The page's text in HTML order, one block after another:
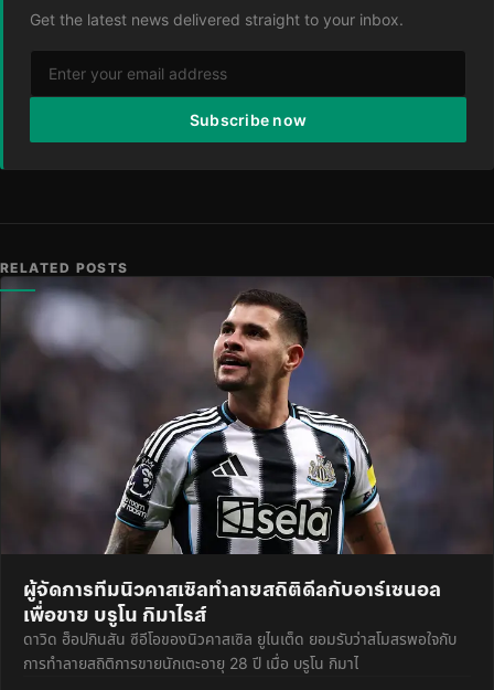
Get the latest news delivered straight to your inbox.
Subscribe now
RELATED POSTS
ผู้จัดการทีมนิวคาสเซิลทำลายสถิติดีลกับอาร์เซนอล
เพื่อขาย บรูโน กิมาไรส์
ดาวิด ฮ็อปกินสัน ซีอีโอของนิวคาสเซิล ยูไนเต็ด ยอมรับว่าสโมสรพอใจกับ
การทำลายสถิติการขายนักเตะอายุ 28 ปี เมื่อ บรูโน กิมาไ